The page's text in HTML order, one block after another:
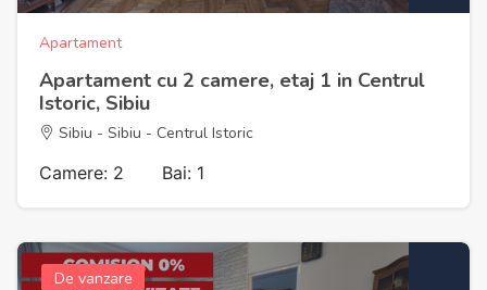
Apartament
Apartament cu 2 camere, etaj 1 in Centrul
Istoric, Sibiu
Sibiu - Sibiu - Centrul Istoric
Camere: 2 Bai: 1
De vanzare